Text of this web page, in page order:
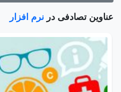
عناوین تصادفی در نرم افزار